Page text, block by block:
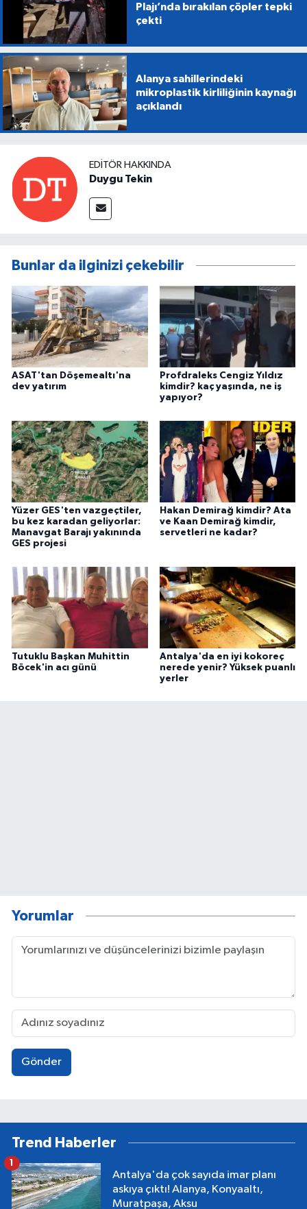
Plajı’nda bırakılan çöpler tepki
çekti
Alanya sahillerindeki
mikroplastik kirliliğinin kaynağı
açıklandı
EDITÖR HAKKINDA
Duygu Tekin
Bunlar da ilginizi çekebilir
ASAT'tan Döşemealtı'na
dev yatırım
Profdraleks Cengiz Yıldız
kimdir? kaç yaşında, ne iş
yapıyor?
Yüzer GES'ten vazgeçtiler,
bu kez karadan geliyorlar:
Manavgat Barajı yakınında
GES projesi
Hakan Demirağ kimdir? Ata
ve Kaan Demirağ kimdir,
servetleri ne kadar?
Tutuklu Başkan Muhittin
Böcek'in acı günü
Antalya'da en iyi kokoreç
nerede yenir? Yüksek puanlı
yerler
Yorumlar
Gönder
Trend Haberler
Antalya'da çok sayıda imar planı
askıya çıktı! Alanya, Konyaaltı,
Muratpaşa, Aksu
1